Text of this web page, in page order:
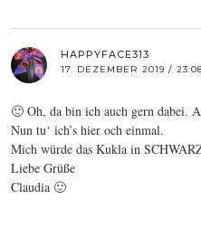
HAPPYFACE313
17. DEZEMBER 2019 /
🙂 Oh, da bin ich auch gern dabei.
Nun tu‘ ich’s hier och einmal.
Mich würde das Kukla in
Liebe Grüße
Claudia 🙂